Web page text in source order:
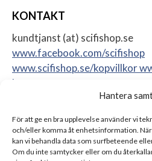
Hantera
För att ge en bra upplevelse använder vi
och/eller komma åt enhetsinformation.
kan vi behandla data som surfbeteende
Om du inte samtycker eller om du
KONTAKT
kundtjanst (at) scifishop.se
www.facebook.com/scifishop
www.scifishop.se/kopvillkor
konto
Sweden